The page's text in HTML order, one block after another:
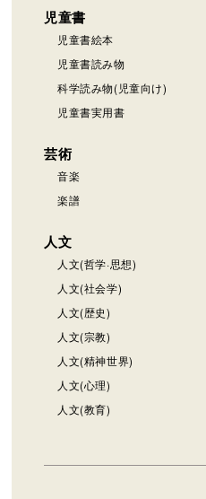
児童書
児童書絵本
児童書読み物
科学読み物(児童向け)
児童書実用書
芸術
音楽
楽譜
人文
人文(哲学·思想)
人文(社会学)
人文(歴史)
人文(宗教)
人文(精神世界)
人文(心理)
人文(教育)